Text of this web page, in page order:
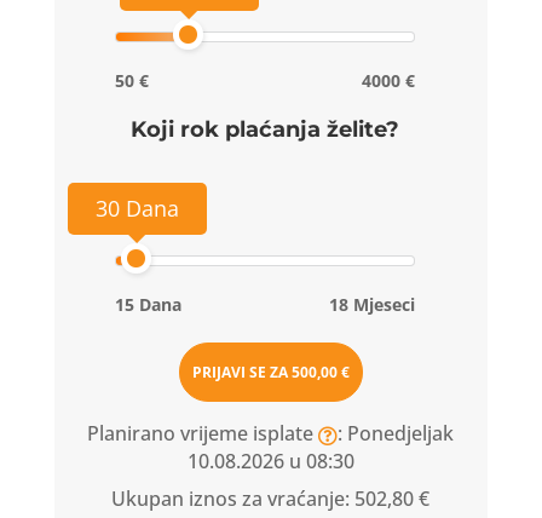
50 € 4000 €
Koji rok plaćanja želite?
30 Dana
15 Dana 18 Mjeseci
PRIJAVI SE ZA500,00 €
Planirano vrijeme isplate
: Ponedjeljak
10.08.2026 u 08:30
Ukupan iznos za vraćanje: 502,80 €